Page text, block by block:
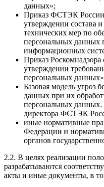
данных»;
Приказ ФСТЭК России
утверждении состава
технических мер по
персональных данных
информационных
Приказ
утверждении
персональных
Базовая модель угроз
данных при их
персональных данных.
директора ФСТЭК
иные нормативные
Федерации и
органов
2.2. В целях реализации
разрабатываются
акты и иные документы, в